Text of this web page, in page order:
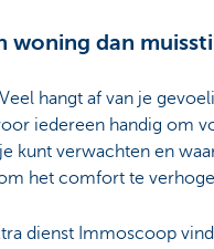
woning dan
hangt af van je
iedereen handig om
kunt verwachten en
het comfort te
dienst Immoscoop